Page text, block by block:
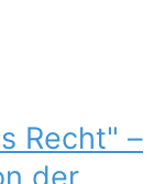
Recht" –